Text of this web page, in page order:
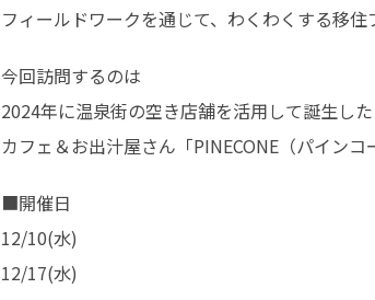
フィールドワークを通じて、わくわくする移住
今回訪問するのは
2024年に温泉街の空き店舗を活用して誕生した
カフェ＆お出汁屋さん「PINECONE（パインコ
■開催日
12/10(水)
12/17(水)